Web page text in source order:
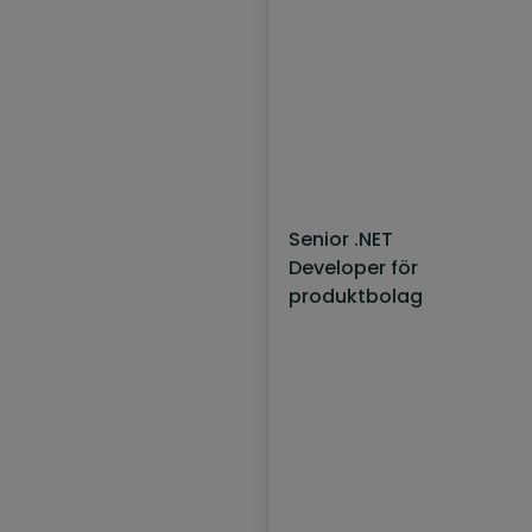
Senior .NET
Developer för
produktbolag